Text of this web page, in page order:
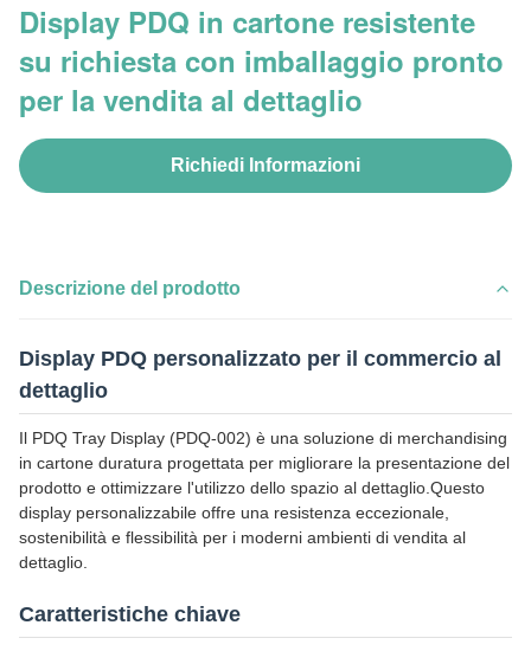
Display PDQ in cartone resistente
su richiesta con imballaggio pronto
per la vendita al dettaglio
Richiedi Informazioni
Descrizione del prodotto
Display PDQ personalizzato per il commercio al
dettaglio
Il PDQ Tray Display (PDQ-002) è una soluzione di merchandising
in cartone duratura progettata per migliorare la presentazione del
prodotto e ottimizzare l'utilizzo dello spazio al dettaglio.Questo
display personalizzabile offre una resistenza eccezionale,
sostenibilità e flessibilità per i moderni ambienti di vendita al
dettaglio.
Caratteristiche chiave